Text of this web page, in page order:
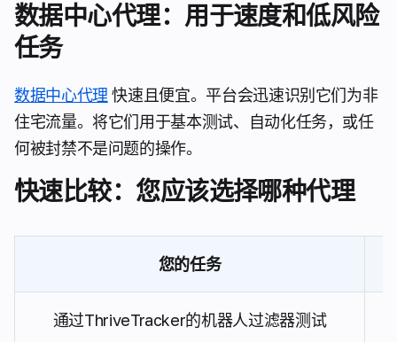
数据中心代理：用于速度和低风险
任务
数据中心代理 快速且便宜。平台会迅速识别它们为非
住宅流量。将它们用于基本测试、自动化任务，或任
何被封禁不是问题的操作。
快速比较：您应该选择哪种代理
您的任务
通过ThriveTracker的机器人过滤器测试